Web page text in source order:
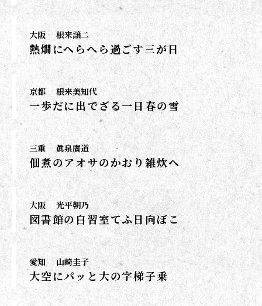
大阪 根来譲二
熱燗にへらへら過ごす三が日
京都 根来美知代
一歩だに出でざる一日春の雪
三重 眞泉廣道
佃煮のアオサのかおり雑炊へ
大阪 光平朝乃
図書館の自習室てふ日向ぼこ
愛知 山崎圭子
大空にパッと大の字梯子乗